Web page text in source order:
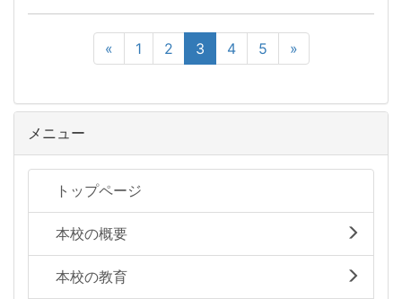
« 1 2 3 4 5 »
メニュー
トップページ
本校の概要
本校の教育